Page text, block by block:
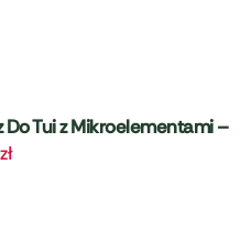
Do Tui z Mikroelementami –
zł